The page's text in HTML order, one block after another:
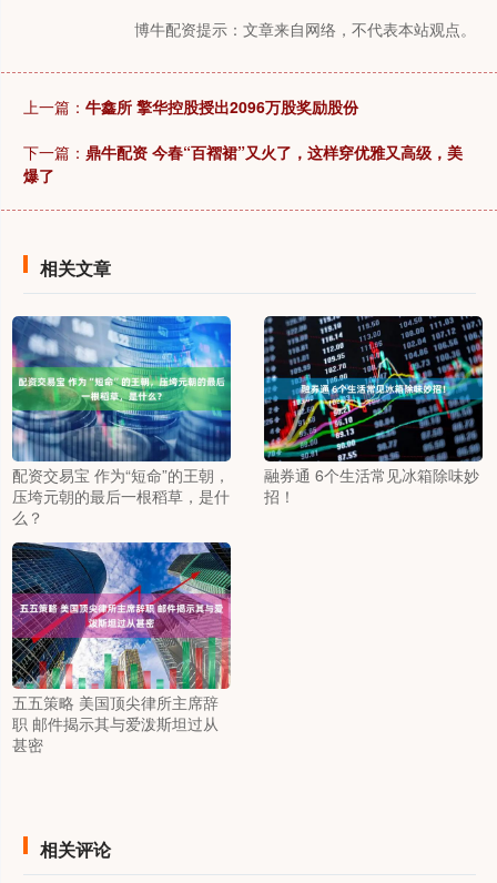
博牛配资提示：文章来自网络，不代表本站观点。
上一篇： 牛鑫所 擎华控股授出2096万股奖励股份
下一篇： 鼎牛配资 今春“百褶裙”又火了，这样穿优雅又高级，美
爆了
相关文章
配资交易宝 作为“短命”的王朝，
压垮元朝的最后一根稻草，是什
么？
融券通 6个生活常见冰箱除味妙
招！
五五策略 美国顶尖律所主席辞
职 邮件揭示其与爱泼斯坦过从
甚密
相关评论